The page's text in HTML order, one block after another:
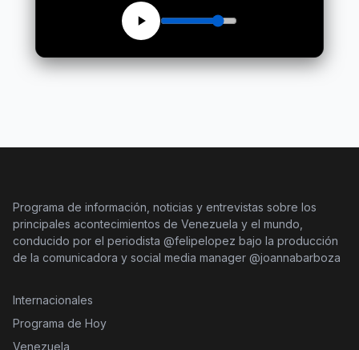
Programa de información, noticias y entrevistas sobre los
principales acontecimientos de Venezuela y el mundo,
conducido por el periodista @felipelopez bajo la producción
de la comunicadora y social media manager @joannabarboza
Internacionales
Programa de Hoy
Venezuela